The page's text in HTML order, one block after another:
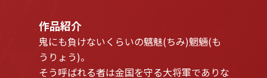
作品紹介
鬼にも負けないくらいの魑魅(ちみ)魍魎(も
うりょう)。
そう呼ばれる者は金国を守る大将軍でありな